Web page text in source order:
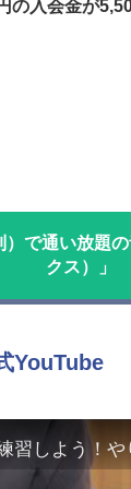
の入会金が
で通い放題
クス）」
YouTube